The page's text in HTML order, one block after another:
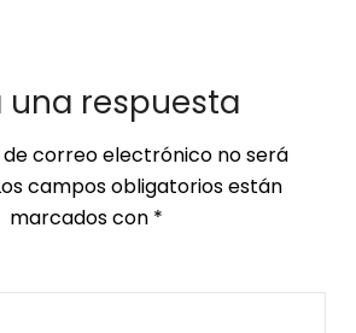
una respuesta
de correo electrónico no será
campos obligatorios están
marcados con *